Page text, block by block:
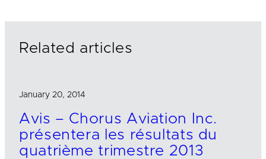
Related articles
January 20, 2014
Avis – Chorus Aviation Inc.
présentera les résultats du
quatrième trimestre 2013